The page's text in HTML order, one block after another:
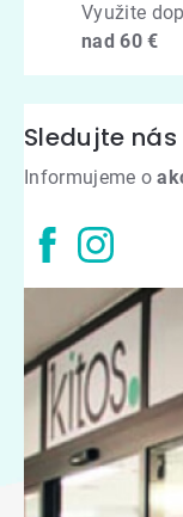
Využite
nad 60 €
Sledujte
Informujeme o